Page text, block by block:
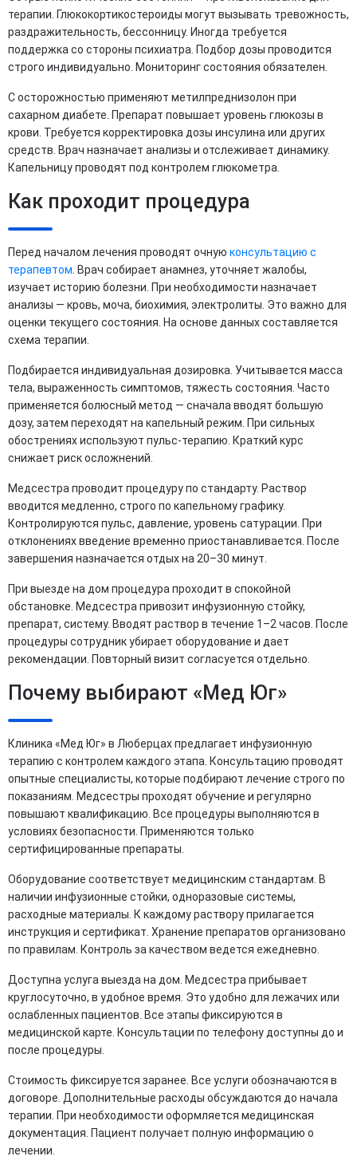
терапии. Глюкокортикостероиды могут вызывать тревожность,
раздражительность, бессонницу. Иногда требуется
поддержка со стороны психиатра. Подбор дозы проводится
строго индивидуально. Мониторинг состояния обязателен.
С осторожностью применяют метилпреднизолон при
сахарном диабете. Препарат повышает уровень глюкозы в
крови. Требуется корректировка дозы инсулина или других
средств. Врач назначает анализы и отслеживает динамику.
Капельницу проводят под контролем глюкометра.
Как проходит процедура
Перед началом лечения проводят очную консультацию с
терапевтом . Врач собирает анамнез, уточняет жалобы,
изучает историю болезни. При необходимости назначает
анализы — кровь, моча, биохимия, электролиты. Это важно для
оценки текущего состояния. На основе данных составляется
схема терапии.
Подбирается индивидуальная дозировка. Учитывается масса
тела, выраженность симптомов, тяжесть состояния. Часто
применяется болюсный метод — сначала вводят большую
дозу, затем переходят на капельный режим. При сильных
обострениях используют пульс-терапию. Краткий курс
снижает риск осложнений.
Медсестра проводит процедуру по стандарту. Раствор
вводится медленно, строго по капельному графику.
Контролируются пульс, давление, уровень сатурации. При
отклонениях введение временно приостанавливается. После
завершения назначается отдых на 20–30 минут.
При выезде на дом процедура проходит в спокойной
обстановке. Медсестра привозит инфузионную стойку,
препарат, систему. Вводят раствор в течение 1–2 часов. После
процедуры сотрудник убирает оборудование и дает
рекомендации. Повторный визит согласуется отдельно.
Почему выбирают «Мед Юг»
Клиника «Мед Юг» в Люберцах предлагает инфузионную
терапию с контролем каждого этапа. Консультацию проводят
опытные специалисты, которые подбирают лечение строго по
показаниям. Медсестры проходят обучение и регулярно
повышают квалификацию. Все процедуры выполняются в
условиях безопасности. Применяются только
сертифицированные препараты.
Оборудование соответствует медицинским стандартам. В
наличии инфузионные стойки, одноразовые системы,
расходные материалы. К каждому раствору прилагается
инструкция и сертификат. Хранение препаратов организовано
по правилам. Контроль за качеством ведется ежедневно.
Доступна услуга выезда на дом. Медсестра прибывает
круглосуточно, в удобное время. Это удобно для лежачих или
ослабленных пациентов. Все этапы фиксируются в
медицинской карте. Консультации по телефону доступны до и
после процедуры.
Стоимость фиксируется заранее. Все услуги обозначаются в
договоре. Дополнительные расходы обсуждаются до начала
терапии. При необходимости оформляется медицинская
документация. Пациент получает полную информацию о
лечении.